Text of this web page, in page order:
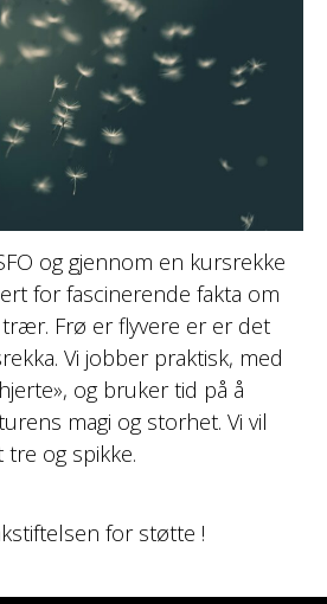
og gjennom en kursrekke
for fascinerende fakta om
Frø er flyvere er er det
Vi jobber praktisk, med
og bruker tid på å
magi og storhet. Vi vil
tre og spikke.
for støtte !